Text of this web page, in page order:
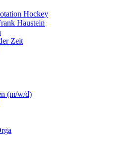
Hockey
Haustein
Zeit
(m/w/d)